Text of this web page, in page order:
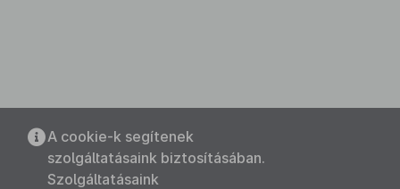
A cookie-k segítenek
szolgáltatásaink biztosításában.
Szolgáltatásaink